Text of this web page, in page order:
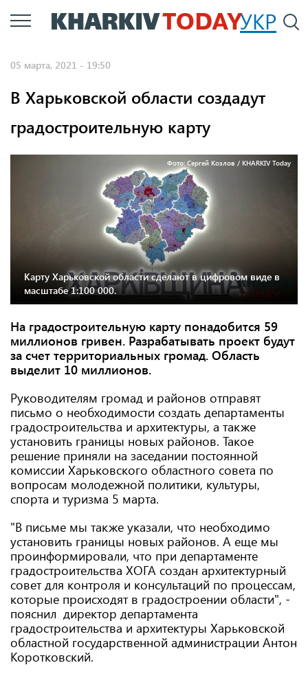
Перейти
к
УКР
05 марта, 2021 - 19:50
В Харьковской области создадут
градостроительную карту
Фото: Сергей Козлов / KHARKIV Today
Карту Харьковской области сделают в цифровом виде в
масштабе 1:100 000.
На градостроительную карту понадобится 59
миллионов гривен. Разрабатывать проект будут
за счет территориальных громад. Область
выделит 10 миллионов.
Руководителям громад и районов отправят
письмо о необходимости создать департаменты
градостроительства и архитектуры, а также
установить границы новых районов. Такое
решение приняли на заседании постоянной
комиссии Харьковского областного совета по
вопросам молодежной политики, культуры,
спорта и туризма 5 марта.
"В письме мы также указали, что необходимо
установить границы новых районов. А еще мы
проинформировали, что при департаменте
градостроительства ХОГА создан архитектурный
совет для контроля и консультаций по процессам,
которые происходят в градостроении области", -
пояснил директор департамента
градостроительства и архитектуры Харьковской
областной государственной администрации Антон
Коротковский.